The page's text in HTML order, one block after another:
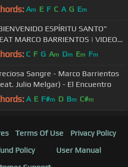
Am E F C A G Em
ESPÍRITU SANTO"
MARCO BARRIENTOS | VIDEO
| PENTECOSTÉS | MIEL SANC F G Am Dm Em Fm
Sangre - Marco Barrientos
Julio Melgar) - El Encuentro
A E F#m D Bm C#m
Terms Of Use
Privacy Policy
Policy
User Manual